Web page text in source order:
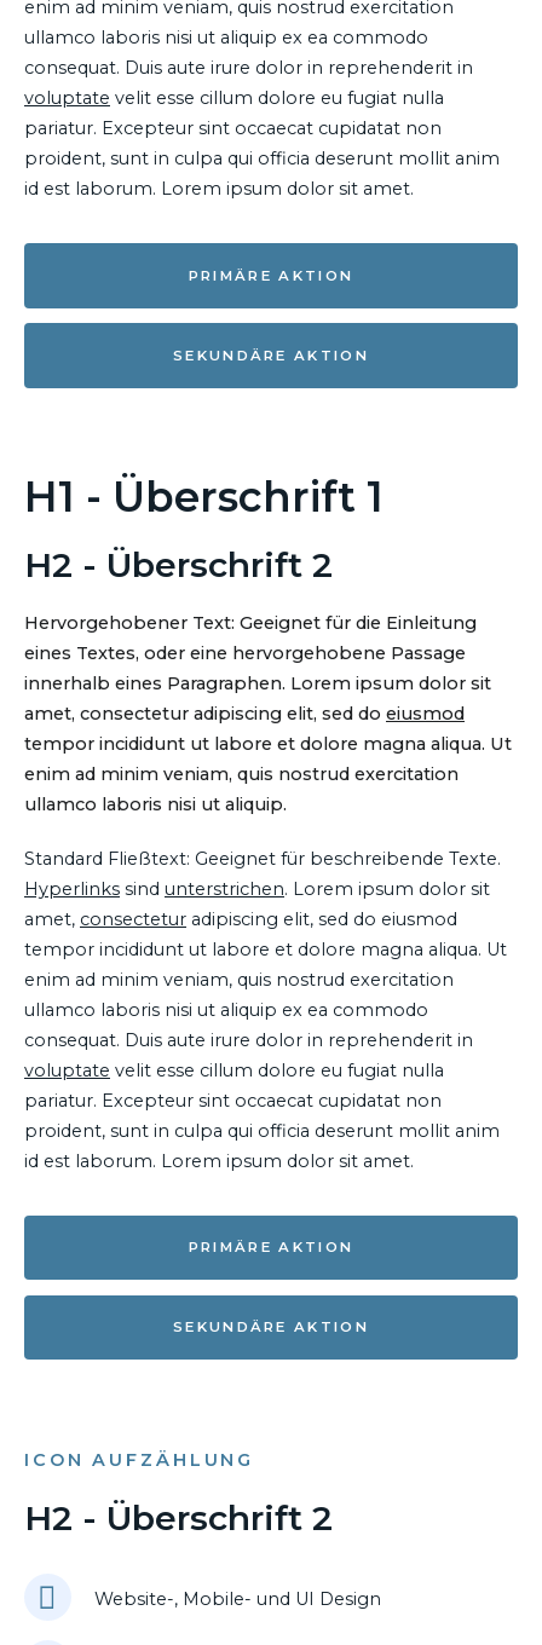
enim ad minim veniam, quis nostrud exercitation
ullamco laboris nisi ut aliquip ex ea commodo
consequat. Duis aute irure dolor in reprehenderit in
voluptate velit esse cillum dolore eu fugiat nulla
pariatur. Excepteur sint occaecat cupidatat non
proident, sunt in culpa qui officia deserunt mollit anim
id est laborum. Lorem ipsum dolor sit amet.
PRIMÄRE AKTION
SEKUNDÄRE AKTION
H1 - Überschrift 1
H2 - Überschrift 2
Hervorgehobener Text: Geeignet für die Einleitung
eines Textes, oder eine hervorgehobene Passage
innerhalb eines Paragraphen. Lorem ipsum dolor sit
amet, consectetur adipiscing elit, sed do eiusmod
tempor incididunt ut labore et dolore magna aliqua. Ut
enim ad minim veniam, quis nostrud exercitation
ullamco laboris nisi ut aliquip.
Standard Fließtext: Geeignet für beschreibende Texte.
Hyperlinks sind unterstrichen. Lorem ipsum dolor sit
amet, consectetur adipiscing elit, sed do eiusmod
tempor incididunt ut labore et dolore magna aliqua. Ut
enim ad minim veniam, quis nostrud exercitation
ullamco laboris nisi ut aliquip ex ea commodo
consequat. Duis aute irure dolor in reprehenderit in
voluptate velit esse cillum dolore eu fugiat nulla
pariatur. Excepteur sint occaecat cupidatat non
proident, sunt in culpa qui officia deserunt mollit anim
id est laborum. Lorem ipsum dolor sit amet.
PRIMÄRE AKTION
SEKUNDÄRE AKTION
ICON AUFZÄHLUNG
H2 - Überschrift 2
Website-, Mobile- und UI Design